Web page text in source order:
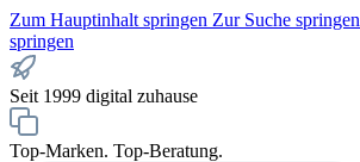
Zum Hauptinhalt springen Zur Suche springen
springen
Seit 1999 digital zuhause
Top-Marken. Top-Beratung.